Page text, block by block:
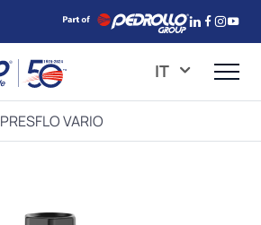
IT
PRESFLO VARIO